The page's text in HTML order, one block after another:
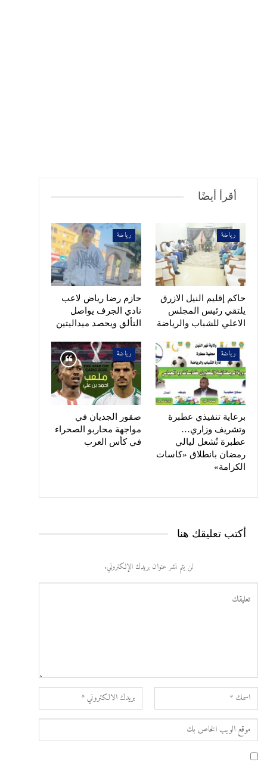
أقرأ أيضًا
رياضة
حاكم إقليم النيل الازرق
يلتقي رئيس المجلس
الاعلي للشباب والرياضة
رياضة
حازم رضا رياض لاعب
نادي الجرف يواصل
التألق ويحصد ميداليتين
رياضة
برعاية تنفيذي عطبرة
وتشريف وزاري…
عطبرة تُشعل ليالي
رمضان بانطلاق «كاسات
الكرامة»
رياضة
صقور الجديان في
مواجهة محاربو الصحراء
في كأس العرب
أكتب تعليقك هنا
لن يتم نشر عنوان بريدك الإلكتروني.